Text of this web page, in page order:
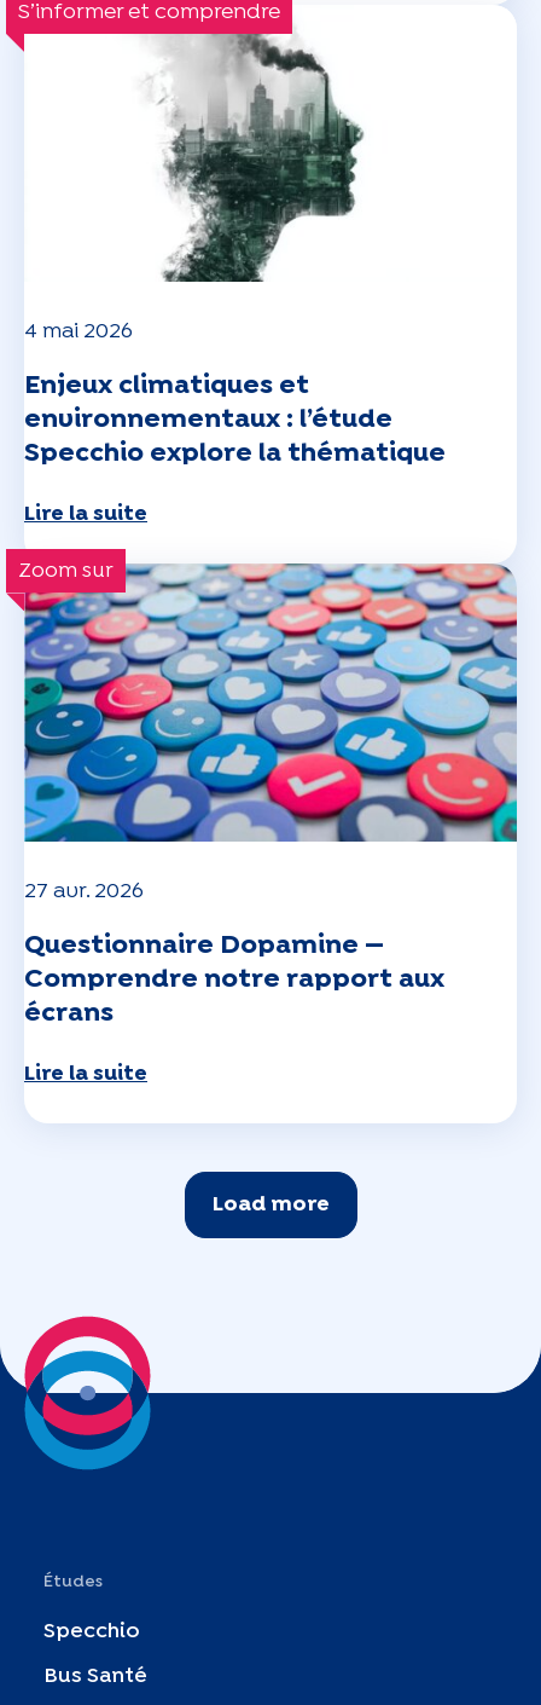
S’informer et comprendre
4 mai 2026
Enjeux climatiques et
environnementaux : l’étude
Specchio explore la thématique
Lire la suite
Zoom sur
27 avr. 2026
Questionnaire Dopamine —
Comprendre notre rapport aux
écrans
Lire la suite
Load more
Études
Specchio
Bus Santé